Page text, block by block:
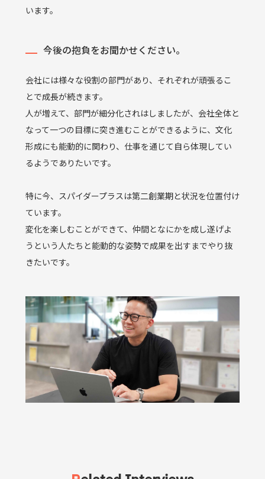
います。
今後の抱負をお聞かせください。
会社には様々な役割の部門があり、それぞれが頑張るこ
とで成長が続きます。
人が増えて、部門が細分化されはしましたが、会社全体と
なって一つの目標に突き進むことができるように、文化
形成にも能動的に関わり、仕事を通じて自ら体現してい
るようでありたいです。
特に今、スパイダープラスは第二創業期と状況を位置付け
ています。
変化を楽しむことができて、仲間となにかを成し遂げよ
うという人たちと能動的な姿勢で成果を出すまでやり抜
きたいです。